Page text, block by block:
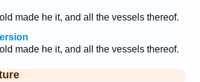
made he it, and all the vessels thereof.
made he it, and all the vessels thereof.